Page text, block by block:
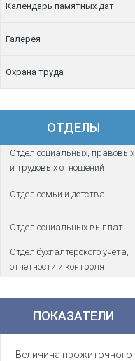
Календарь памятных дат
Галерея
Охрана труда
ОТДЕЛЫ
Отдел социальных, правовых
и трудовых отношений
Отдел семьи и детства
Отдел социальных выплат
Отдел бухгалтерского учета,
отчетности и контроля
ПОКАЗАТЕЛИ
Величина прожиточного